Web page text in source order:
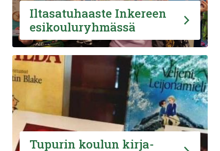
Iltasatuhaaste Inkereen
esikouluryhmässä
Tupurin koulun kirja-